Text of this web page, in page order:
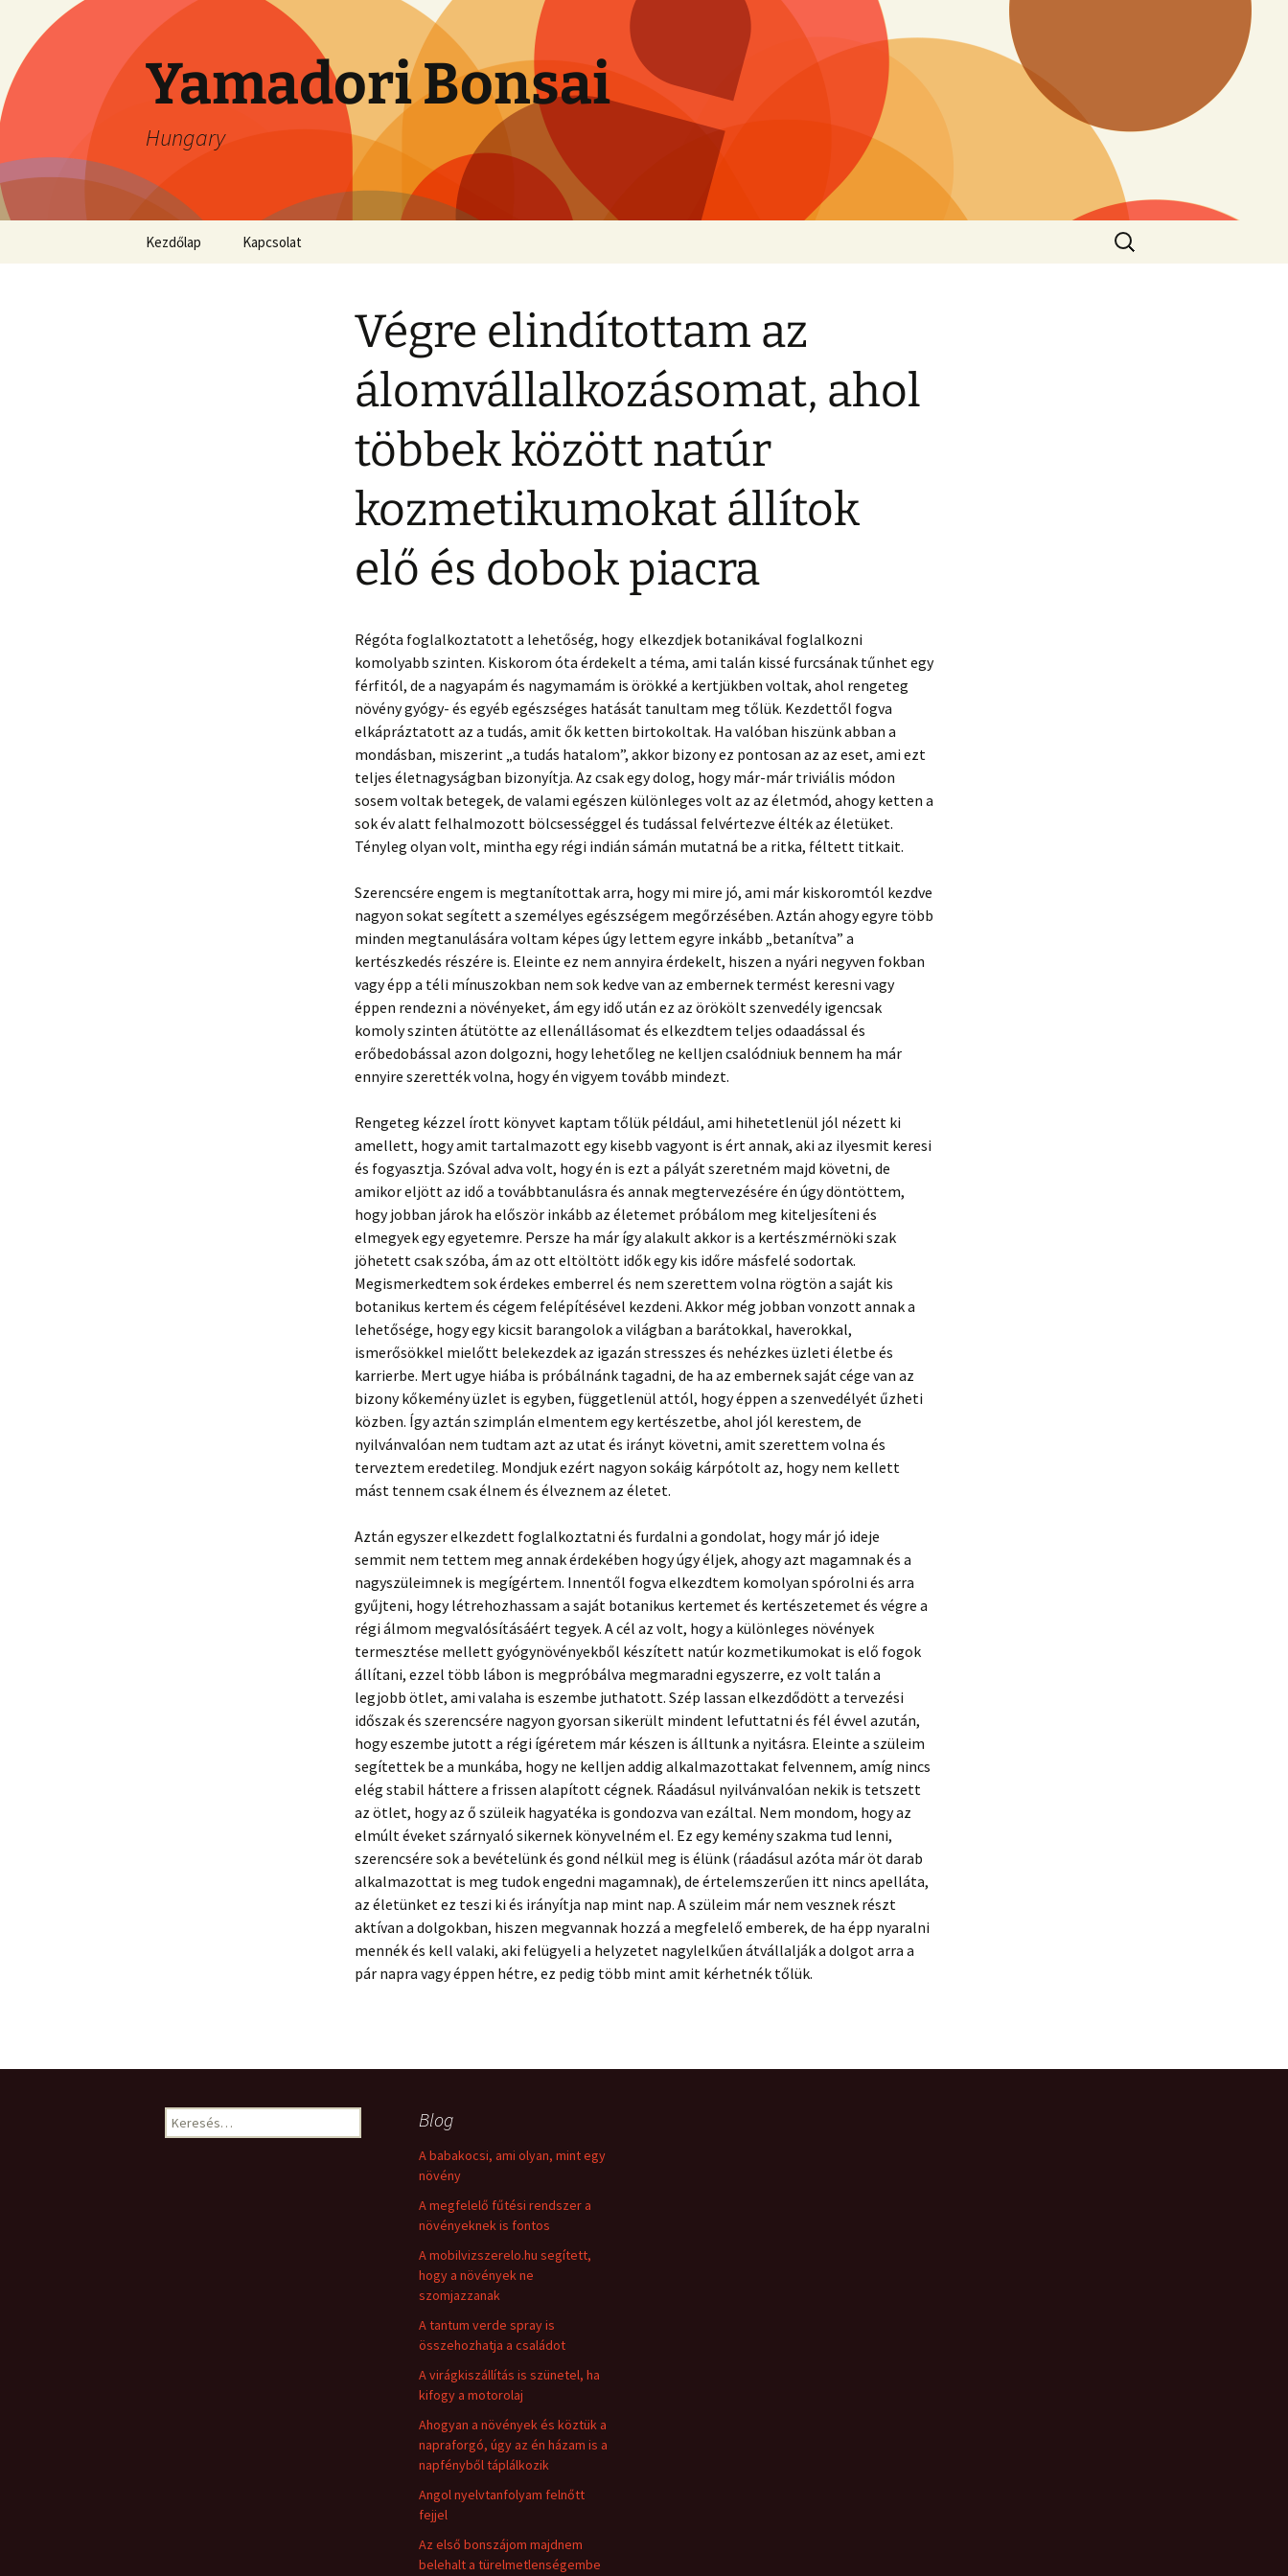
tartalomhoz
Yamadori Bonsai
Hungary
Kezdőlap Kapcsolat
Keresés:
Végre elindítottam az
álomvállalkozásomat, ahol
többek között natúr
kozmetikumokat állítok
elő és dobok piacra
Régóta foglalkoztatott a lehetőség, hogy elkezdjek botanikával foglalkozni
komolyabb szinten. Kiskorom óta érdekelt a téma, ami talán kissé furcsának tűnhet egy
férfitól, de a nagyapám és nagymamám is örökké a kertjükben voltak, ahol rengeteg
növény gyógy- és egyéb egészséges hatását tanultam meg tőlük. Kezdettől fogva
elkápráztatott az a tudás, amit ők ketten birtokoltak. Ha valóban hiszünk abban a
mondásban, miszerint „a tudás hatalom”, akkor bizony ez pontosan az az eset, ami ezt
teljes életnagyságban bizonyítja. Az csak egy dolog, hogy már-már triviális módon
sosem voltak betegek, de valami egészen különleges volt az az életmód, ahogy ketten a
sok év alatt felhalmozott bölcsességgel és tudással felvértezve élték az életüket.
Tényleg olyan volt, mintha egy régi indián sámán mutatná be a ritka, féltett titkait.
Szerencsére engem is megtanítottak arra, hogy mi mire jó, ami már kiskoromtól kezdve
nagyon sokat segített a személyes egészségem megőrzésében. Aztán ahogy egyre több
minden megtanulására voltam képes úgy lettem egyre inkább „betanítva” a
kertészkedés részére is. Eleinte ez nem annyira érdekelt, hiszen a nyári negyven fokban
vagy épp a téli mínuszokban nem sok kedve van az embernek termést keresni vagy
éppen rendezni a növényeket, ám egy idő után ez az örökölt szenvedély igencsak
komoly szinten átütötte az ellenállásomat és elkezdtem teljes odaadással és
erőbedobással azon dolgozni, hogy lehetőleg ne kelljen csalódniuk bennem ha már
ennyire szerették volna, hogy én vigyem tovább mindezt.
Rengeteg kézzel írott könyvet kaptam tőlük például, ami hihetetlenül jól nézett ki
amellett, hogy amit tartalmazott egy kisebb vagyont is ért annak, aki az ilyesmit keresi
és fogyasztja. Szóval adva volt, hogy én is ezt a pályát szeretném majd követni, de
amikor eljött az idő a továbbtanulásra és annak megtervezésére én úgy döntöttem,
hogy jobban járok ha először inkább az életemet próbálom meg kiteljesíteni és
elmegyek egy egyetemre. Persze ha már így alakult akkor is a kertészmérnöki szak
jöhetett csak szóba, ám az ott eltöltött idők egy kis időre másfelé sodortak.
Megismerkedtem sok érdekes emberrel és nem szerettem volna rögtön a saját kis
botanikus kertem és cégem felépítésével kezdeni. Akkor még jobban vonzott annak a
lehetősége, hogy egy kicsit barangolok a világban a barátokkal, haverokkal,
ismerősökkel mielőtt belekezdek az igazán stresszes és nehézkes üzleti életbe és
karrierbe. Mert ugye hiába is próbálnánk tagadni, de ha az embernek saját cége van az
bizony kőkemény üzlet is egyben, függetlenül attól, hogy éppen a szenvedélyét űzheti
közben. Így aztán szimplán elmentem egy kertészetbe, ahol jól kerestem, de
nyilvánvalóan nem tudtam azt az utat és irányt követni, amit szerettem volna és
terveztem eredetileg. Mondjuk ezért nagyon sokáig kárpótolt az, hogy nem kellett
mást tennem csak élnem és élveznem az életet.
Aztán egyszer elkezdett foglalkoztatni és furdalni a gondolat, hogy már jó ideje
semmit nem tettem meg annak érdekében hogy úgy éljek, ahogy azt magamnak és a
nagyszüleimnek is megígértem. Innentől fogva elkezdtem komolyan spórolni és arra
gyűjteni, hogy létrehozhassam a saját botanikus kertemet és kertészetemet és végre a
régi álmom megvalósításáért tegyek. A cél az volt, hogy a különleges növények
termesztése mellett gyógynövényekből készített natúr kozmetikumokat is elő fogok
állítani, ezzel több lábon is megpróbálva megmaradni egyszerre, ez volt talán a
legjobb ötlet, ami valaha is eszembe juthatott. Szép lassan elkezdődött a tervezési
időszak és szerencsére nagyon gyorsan sikerült mindent lefuttatni és fél évvel azután,
hogy eszembe jutott a régi ígéretem már készen is álltunk a nyitásra. Eleinte a szüleim
segítettek be a munkába, hogy ne kelljen addig alkalmazottakat felvennem, amíg nincs
elég stabil háttere a frissen alapított cégnek. Ráadásul nyilvánvalóan nekik is tetszett
az ötlet, hogy az ő szüleik hagyatéka is gondozva van ezáltal. Nem mondom, hogy az
elmúlt éveket szárnyaló sikernek könyvelném el. Ez egy kemény szakma tud lenni,
szerencsére sok a bevételünk és gond nélkül meg is élünk (ráadásul azóta már öt darab
alkalmazottat is meg tudok engedni magamnak), de értelemszerűen itt nincs apelláta,
az életünket ez teszi ki és irányítja nap mint nap. A szüleim már nem vesznek részt
aktívan a dolgokban, hiszen megvannak hozzá a megfelelő emberek, de ha épp nyaralni
mennék és kell valaki, aki felügyeli a helyzetet nagylelkűen átvállalják a dolgot arra a
pár napra vagy éppen hétre, ez pedig több mint amit kérhetnék tőlük.
Keresés: Blog
A babakocsi, ami olyan, mint egy
növény
A megfelelő fűtési rendszer a
növényeknek is fontos
A mobilvizszerelo.hu segített,
hogy a növények ne
szomjazzanak
A tantum verde spray is
összehozhatja a családot
A virágkiszállítás is szünetel, ha
kifogy a motorolaj
Ahogyan a növények és köztük a
napraforgó, úgy az én házam is a
napfényből táplálkozik
Angol nyelvtanfolyam felnőtt
fejjel
Az első bonszájom majdnem
belehalt a türelmetlenségembe